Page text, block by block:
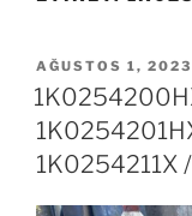
YAYIM
TARIHI
AĞUSTOS 1, 2023